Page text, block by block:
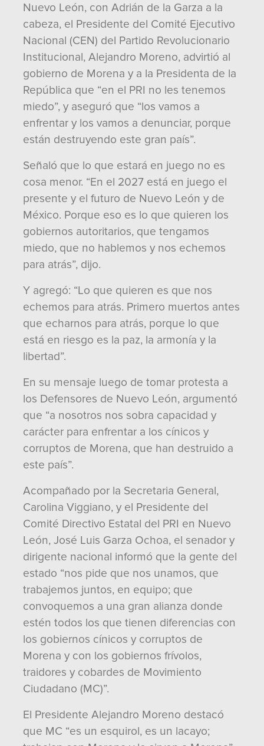
Nuevo León, con Adrián de la Garza a la
cabeza, el Presidente del Comité Ejecutivo
Nacional (CEN) del Partido Revolucionario
Institucional, Alejandro Moreno, advirtió al
gobierno de Morena y a la Presidenta de la
República que “en el PRI no les tenemos
miedo”, y aseguró que “los vamos a
enfrentar y los vamos a denunciar, porque
están destruyendo este gran país”.
Señaló que lo que estará en juego no es
cosa menor. “En el 2027 está en juego el
presente y el futuro de Nuevo León y de
México. Porque eso es lo que quieren los
gobiernos autoritarios, que tengamos
miedo, que no hablemos y nos echemos
para atrás”, dijo.
Y agregó: “Lo que quieren es que nos
echemos para atrás. Primero muertos antes
que echarnos para atrás, porque lo que
está en riesgo es la paz, la armonía y la
libertad”.
En su mensaje luego de tomar protesta a
los Defensores de Nuevo León, argumentó
que “a nosotros nos sobra capacidad y
carácter para enfrentar a los cínicos y
corruptos de Morena, que han destruido a
este país”.
Acompañado por la Secretaria General,
Carolina Viggiano, y el Presidente del
Comité Directivo Estatal del PRI en Nuevo
León, José Luis Garza Ochoa, el senador y
dirigente nacional informó que la gente del
estado “nos pide que nos unamos, que
trabajemos juntos, en equipo; que
convoquemos a una gran alianza donde
estén todos los que tienen diferencias con
los gobiernos cínicos y corruptos de
Morena y con los gobiernos frívolos,
traidores y cobardes de Movimiento
Ciudadano (MC)”.
El Presidente Alejandro Moreno destacó
que MC “es un esquirol, es un lacayo;